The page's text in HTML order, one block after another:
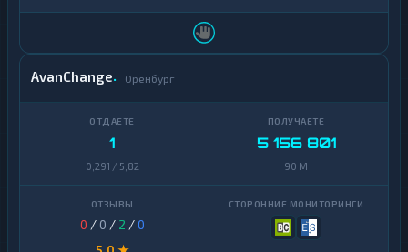
AvanChange Оренбург
1
0,291 / 5,82
5 156 801
90 M
0 / 0 / 2 /0